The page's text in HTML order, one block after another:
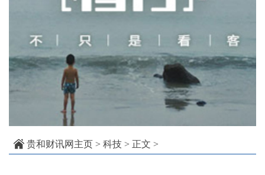
贵和财讯网主页 > 科技 > 正文 >